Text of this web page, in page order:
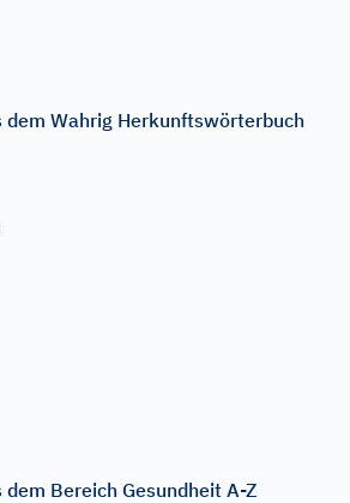
Wahrig Herkunftswörterbuch
Bereich Gesundheit A-Z